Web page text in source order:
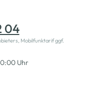
04
Mobilfunktarif ggf.
Uhr